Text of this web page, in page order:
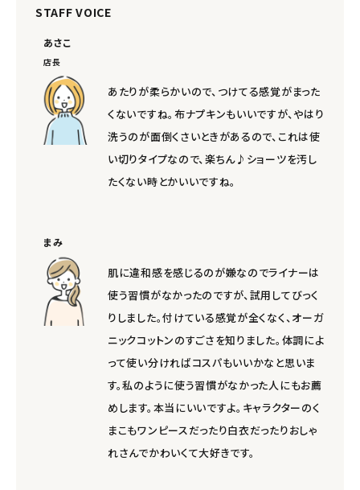
STAFF VOICE
あさこ
店長
あたりが柔らかいので、つけてる感覚がまった
くないですね。布ナプキンもいいですが、やはり
洗うのが面倒くさいときがあるので、これは使
い切りタイプなので、楽ちん♪ショーツを汚し
たくない時とかいいですね。
まみ
肌に違和感を感じるのが嫌なのでライナーは
使う習慣がなかったのですが、試用してびっく
りしました。付けている感覚が全くなく、オーガ
ニックコットンのすごさを知りました。体調によ
って使い分ければコスパもいいかなと思いま
す。私のように使う習慣がなかった人にもお薦
めします。本当にいいですよ。キャラクターのく
まこもワンピースだったり白衣だったりおしゃ
れさんでかわいくて大好きです。